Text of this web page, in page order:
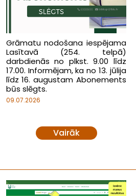
Grāmatu nodošana iespējama
Lasītavā (254. telpā)
darbdienās no plkst. 9.00 līdz
17.00. Informējam, ka no 13. jūlija
līdz 16. augustam Abonements
būs slēgts.
09.07.2026
Vairāk